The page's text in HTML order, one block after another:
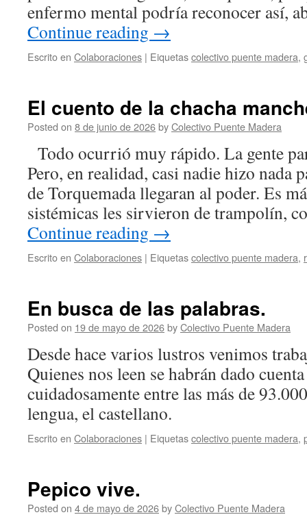
enfermo mental podría reconocer así,
Continue reading →
Escrito en Colaboraciones | Eiquetascolectivo puente madera,
El cuento de la chacha
Posted on 8 de junio de 2026byColectivo Puente Madera
Todo ocurrió muy rápido. La gente
Pero, en realidad, casi nadie hizo nada
de Torquemada llegaran al poder. Es
sistémicas les sirvieron de trampolín,
Continue reading →
Escrito en Colaboraciones | Eiquetascolectivo puente madera,
En busca de las palabras.
Posted on 19 de mayo de 2026byColectivo Puente Madera
Desde hace varios lustros venimos
Quienes nos leen se habrán dado
cuidadosamente entre las más de
lengua, el castellano.
Escrito en Colaboraciones | Eiquetascolectivo puente madera,
Pepico vive.
Posted on 4 de mayo de 2026byColectivo Puente Madera